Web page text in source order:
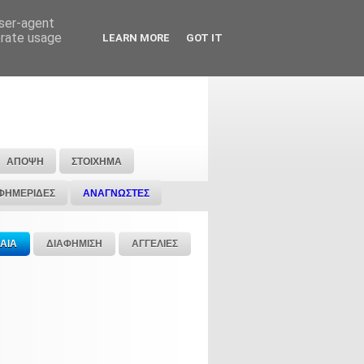
ΑΠΟΨΗ ΣΤΟΙΧΗΜΑ
ΑΝΑΓΝΩΣΤΕΣ
ΔΙΑΦΗΜΙΣΗ ΑΓΓΕΛΙΕΣ
agent
usage
LEARN MORE GOT IT